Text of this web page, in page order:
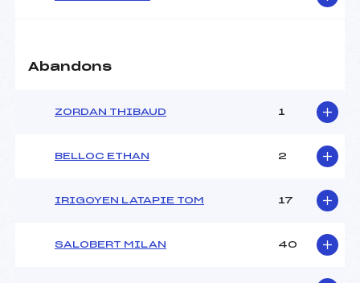
Abandons
ZORDAN THIBAUD 1
BELLOC ETHAN 2
IRIGOYEN LATAPIE TOM 17
SALOBERT MILAN 40